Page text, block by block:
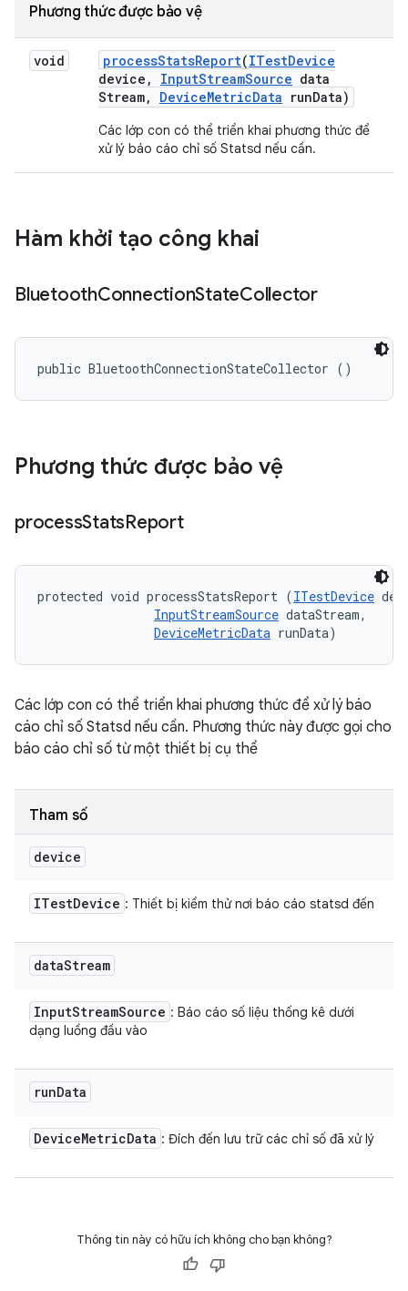
Phương thức được bảo vệ
void processStatsReport(ITestDevice
device , InputStreamSource data
Stream, DeviceMetricData runData)
Các lớp con có thể triển khai phương thức để
xử lý báo cáo chỉ số Statsd nếu cần.
Hàm khởi tạo công khai
BluetoothConnectionStateCollector
public BluetoothConnectionStateCollector ()
Phương thức được bảo vệ
processStatsReport
protected void processStatsReport (ITestDevice
InputStreamSource dataStream,
DeviceMetricData runData)
Các lớp con có thể triển khai phương thức để xử lý báo
cáo chỉ số Statsd nếu cần. Phương thức này được gọi cho
báo cáo chỉ số từ một thiết bị cụ thể
Tham số
device
ITestDevice : Thiết bị kiểm thử nơi báo cáo statsd đến
dataStream
InputStreamSource : Báo cáo số liệu thống kê dưới
dạng luồng đầu vào
runData
DeviceMetricData : Đích đến lưu trữ các chỉ số đã xử lý
Thông tin này có hữu ích không cho bạn không?